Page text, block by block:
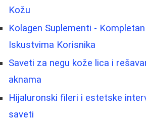
Kožu
Kolagen Suplementi -
Iskustvima Korisnika
Saveti za negu kože lica i
aknama
Hijaluronski fileri i estetske
saveti